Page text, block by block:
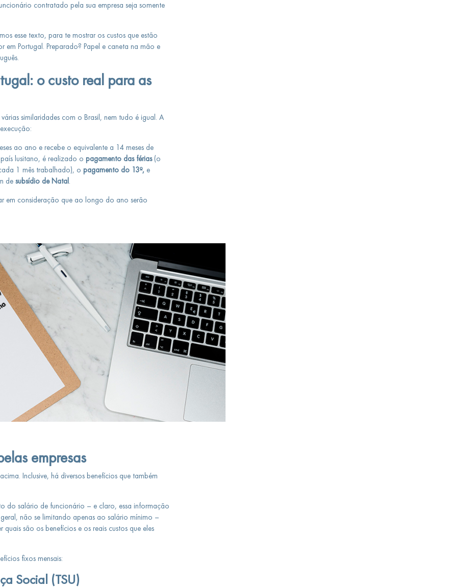
contratado pela sua empresa seja somente
esse texto, para te mostrar os custos que estão
Portugal. Preparado? Papel e caneta na mão e
o custo real para as
similaridades com o Brasil, nem tudo é igual. A
ao ano e recebe o equivalente a 14 meses de
lusitano, é realizado o pagamento das férias(o
1 mês trabalhado), o pagamento do 13º, e
de subsídio de Natal
em consideração que ao longo do ano serão
empresas
Inclusive, há diversos benefícios que também
do salário de funcionário – e claro, essa informação
não se limitando apenas ao salário mínimo –
são os benefícios e os reais custos que eles
fixos mensais:
Social (TSU)